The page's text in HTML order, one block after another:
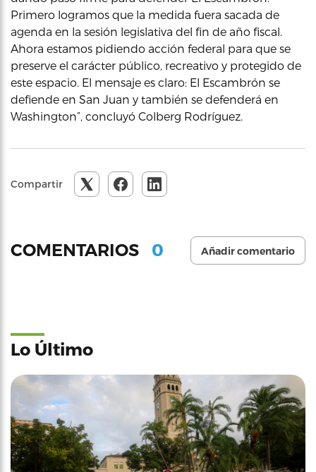
Primero logramos que la medida fuera sacada de
agenda en la sesión legislativa del fin de año fiscal.
Ahora estamos pidiendo acción federal para que se
preserve el carácter público, recreativo y protegido de
este espacio. El mensaje es claro: El Escambrón se
defiende en San Juan y también se defenderá en
Washington”, concluyó Colberg Rodríguez.
Compartir
COMENTARIOS 0 Añadir comentario
Lo Último